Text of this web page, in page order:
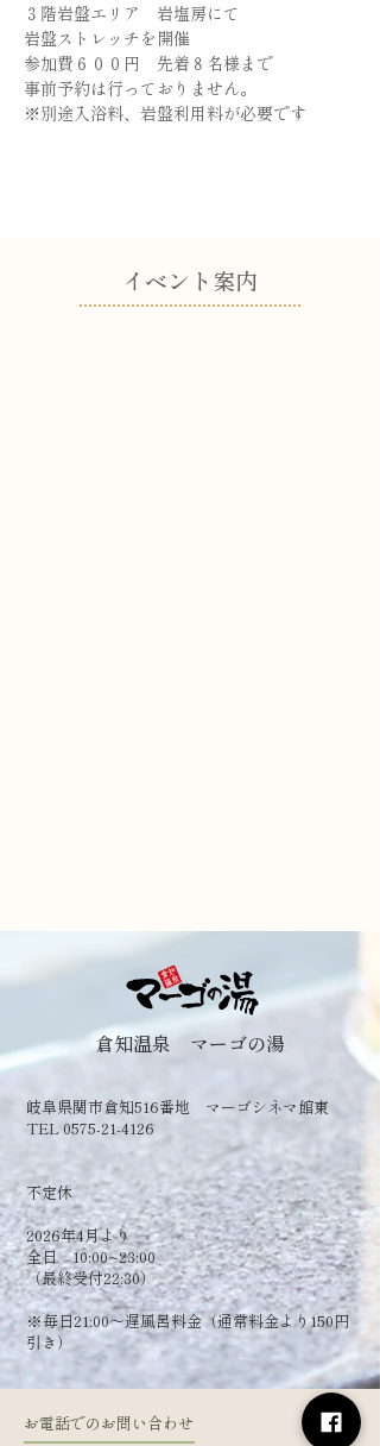
３階岩盤エリア　岩塩房にて
岩盤ストレッチを開催
参加費６００円　先着８名様まで
事前予約は行っておりません。
※別途入浴料、岩盤利用料が必要です
​イベント案内
倉知温泉 マーゴの湯
岐阜県関市倉知516番地 マーゴシネマ館東
TEL 0575-21-4126
​不定休
2026年4月より
全日 10:00~23:00
（最終受付22:30）
​※毎日21:00～遅風呂料金（通常料金より150円
引き）
お電話でのお問い合わせ